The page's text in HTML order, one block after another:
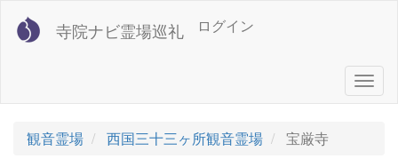
テ
寺院ナビ霊場巡礼
User
account
ログイン
観音霊場
西国三十三ヶ所観音霊場 宝厳寺